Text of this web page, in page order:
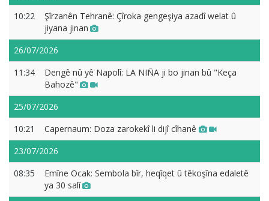
10:22
Şîrzanên Tehranê: Çîroka gengeşiya azadî welat û
jiyana jinan
26/07/2026
11:34
Dengê nû yê Napolî: LA NIÑA ji bo jinan bû "Keça
Bahozê"
25/07/2026
10:21
Capernaum: Doza zarokekî li dijî cîhanê
23/07/2026
08:35
Emîne Ocak: Sembola bîr, heqîqet û têkoşîna edaletê
ya 30 salî